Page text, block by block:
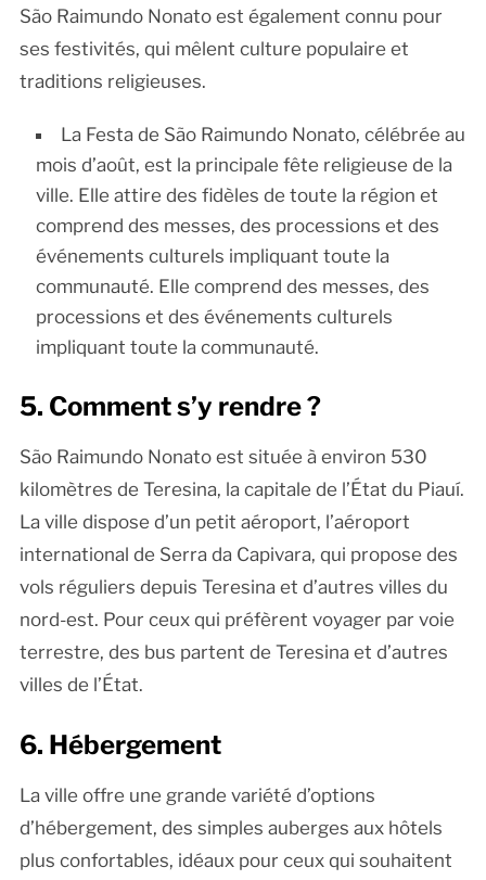
São Raimundo Nonato est également connu pour
ses festivités, qui mêlent culture populaire et
traditions religieuses.
La Festa de São Raimundo Nonato, célébrée au
mois d’août, est la principale fête religieuse de la
ville. Elle attire des fidèles de toute la région et
comprend des messes, des processions et des
événements culturels impliquant toute la
communauté. Elle comprend des messes, des
processions et des événements culturels
impliquant toute la communauté.
5. Comment s’y rendre ?
São Raimundo Nonato est située à environ 530
kilomètres de Teresina, la capitale de l’État du Piauí.
La ville dispose d’un petit aéroport, l’aéroport
international de Serra da Capivara, qui propose des
vols réguliers depuis Teresina et d’autres villes du
nord-est. Pour ceux qui préfèrent voyager par voie
terrestre, des bus partent de Teresina et d’autres
villes de l’État.
6. Hébergement
La ville offre une grande variété d’options
d’hébergement, des simples auberges aux hôtels
plus confortables, idéaux pour ceux qui souhaitent